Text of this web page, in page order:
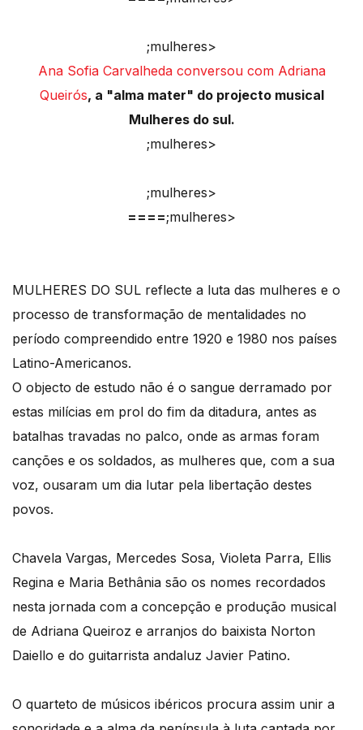
;mulheres>
Ana Sofia Carvalheda conversou com Adriana
Queirós, a "alma mater" do projecto musical
Mulheres do sul.
;mulheres>
;mulheres>
====;mulheres>
MULHERES DO SUL reflecte a luta das mulheres e o
processo de transformação de mentalidades no
período compreendido entre 1920 e 1980 nos países
Latino-Americanos.
O objecto de estudo não é o sangue derramado por
estas milícias em prol do fim da ditadura, antes as
batalhas travadas no palco, onde as armas foram
canções e os soldados, as mulheres que, com a sua
voz, ousaram um dia lutar pela libertação destes
povos.
Chavela Vargas, Mercedes Sosa, Violeta Parra, Ellis
Regina e Maria Bethânia são os nomes recordados
nesta jornada com a concepção e produção musical
de Adriana Queiroz e arranjos do baixista Norton
Daiello e do guitarrista andaluz Javier Patino.
O quarteto de músicos ibéricos procura assim unir a